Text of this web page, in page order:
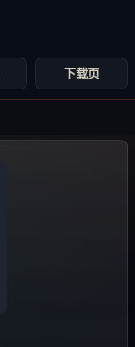
下载页